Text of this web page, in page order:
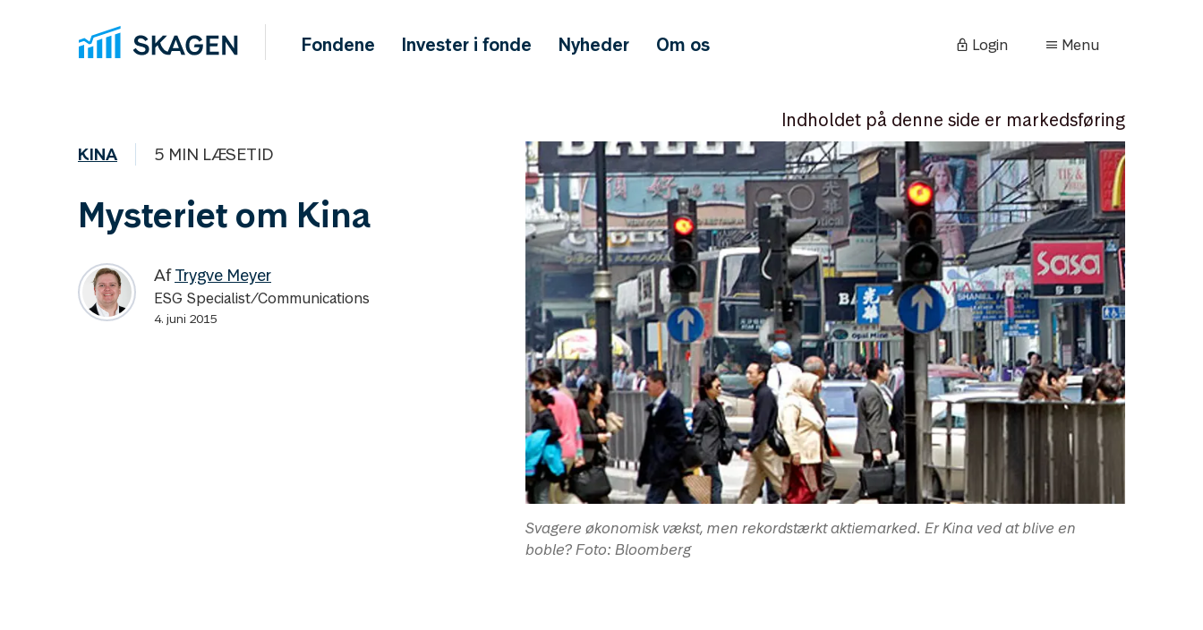
Fondene Invester i fonde Nyheder Om os Login Menu
Indholdet på denne side er markedsføring
KINA 5 MIN LÆSETID
Mysteriet om Kina
Af Trygve Meyer
ESG Specialist/Communications
4. juni 2015
Svagere økonomisk vækst, men rekordstærkt aktiemarked. Er Kina ved at blive en
boble? Foto: Bloomberg